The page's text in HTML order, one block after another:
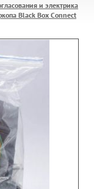
и электрика
Black Box Connect